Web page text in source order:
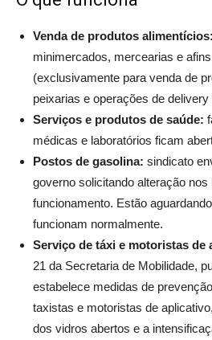
Venda de produtos alimentícios:
minimercados, mercearias e
(exclusivamente para venda de
peixarias e operações de delivery
Serviços e produtos de saúde:
médicas e laboratórios ficam
Postos de gasolina: sindicato
governo solicitando alteração nos
funcionamento. Estão
funcionam normalmente.
Serviço de táxi e motoristas de
21 da Secretaria de Mobilidade,
estabelece medidas de
taxistas e motoristas de
dos vidros abertos e a